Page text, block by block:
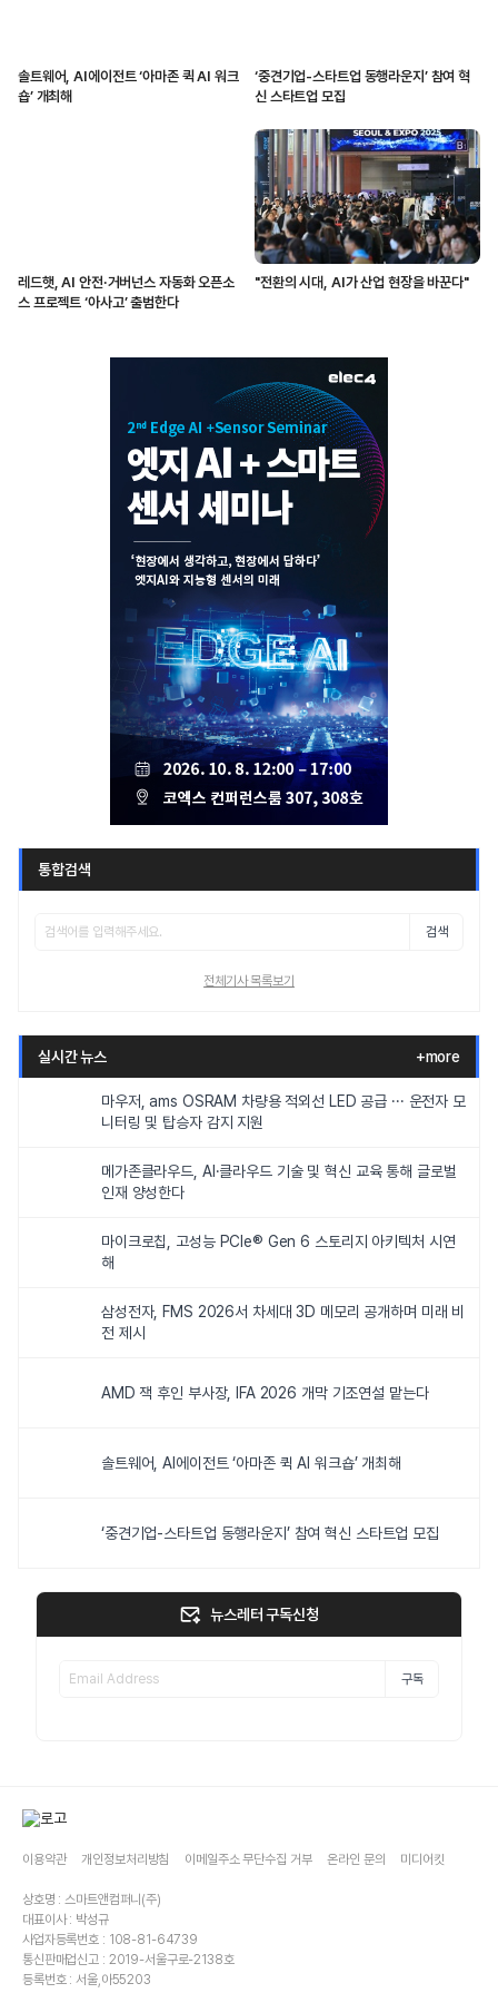
솔트웨어, AI에이전트 ‘아마존 퀵 AI 워크
숍’ 개최해
‘중견기업-스타트업 동행라운지’ 참여 혁
신 스타트업 모집
레드햇, AI 안전·거버넌스 자동화 오픈소
스 프로젝트 ‘아사고’ 출범한다
"전환의 시대, AI가 산업 현장을 바꾼다"
통합검색
검색
전체기사 목록보기
실시간 뉴스 +more
마우저, ams OSRAM 차량용 적외선 LED 공급 ··· 운전자 모
니터링 및 탑승자 감지 지원
메가존클라우드, AI·클라우드 기술 및 혁신 교육 통해 글로벌
인재 양성한다
마이크로칩, 고성능 PCIe® Gen 6 스토리지 아키텍처 시연
해
삼성전자, FMS 2026서 차세대 3D 메모리 공개하며 미래 비
전 제시
AMD 잭 후인 부사장, IFA 2026 개막 기조연설 맡는다
솔트웨어, AI에이전트 ‘아마존 퀵 AI 워크숍’ 개최해
‘중견기업-스타트업 동행라운지’ 참여 혁신 스타트업 모집
뉴스레터 구독신청
구독
이용약관 개인정보처리방침 이메일주소 무단수집 거부 온라인 문의 미디어킷
상호명 : 스마트앤컴퍼니(주)
대표이사 : 박성규
사업자등록번호 : 108-81-64739
통신판매업신고 : 2019-서울구로-2138호
등록번호 : 서울,아55203